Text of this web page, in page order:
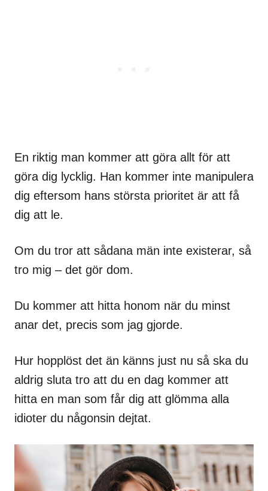
En riktig man kommer att göra allt för att
göra dig lycklig. Han kommer inte manipulera
dig eftersom hans största prioritet är att få
dig att le.
Om du tror att sådana män inte existerar, så
tro mig – det gör dom.
Du kommer att hitta honom när du minst
anar det, precis som jag gjorde.
Hur hopplöst det än känns just nu så ska du
aldrig sluta tro att du en dag kommer att
hitta en man som får dig att glömma alla
idioter du någonsin dejtat.